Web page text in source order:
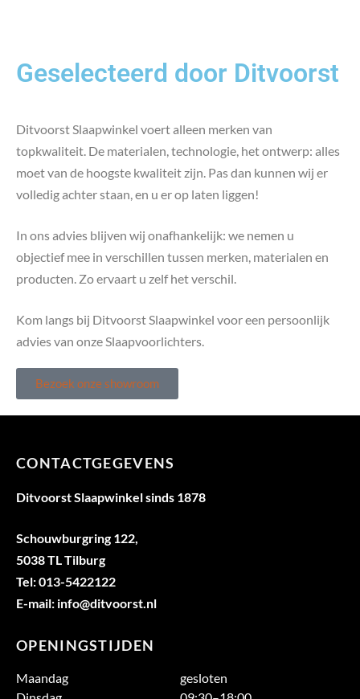
Geselecteerd door Ditvoorst
Ditvoorst Slaapwinkel voert alleen merken van
topkwaliteit. De materialen, technologie, het ontwerp: alles
moet van de hoogste kwaliteit zijn. Pas dan kunnen wij er
volledig achter staan, en u er op laten liggen!
In ons advies blijven wij onafhankelijk: we nemen u
objectief mee in verschillen tussen merken, materialen en
producten. Zo ervaart u zelf het verschil.
Kom langs bij Ditvoorst Slaapwinkel voor een persoonlijk
advies van onze Slaapvoorlichters.
Bezoek onze showroom
CONTACTGEGEVENS
Ditvoorst Slaapwinkel sinds 1878
Schouwburgring 122,
5038 TL Tilburg
Tel: 013-5422122
E-mail: info@ditvoorst.nl
OPENINGSTIJDEN
Maandag
gesloten